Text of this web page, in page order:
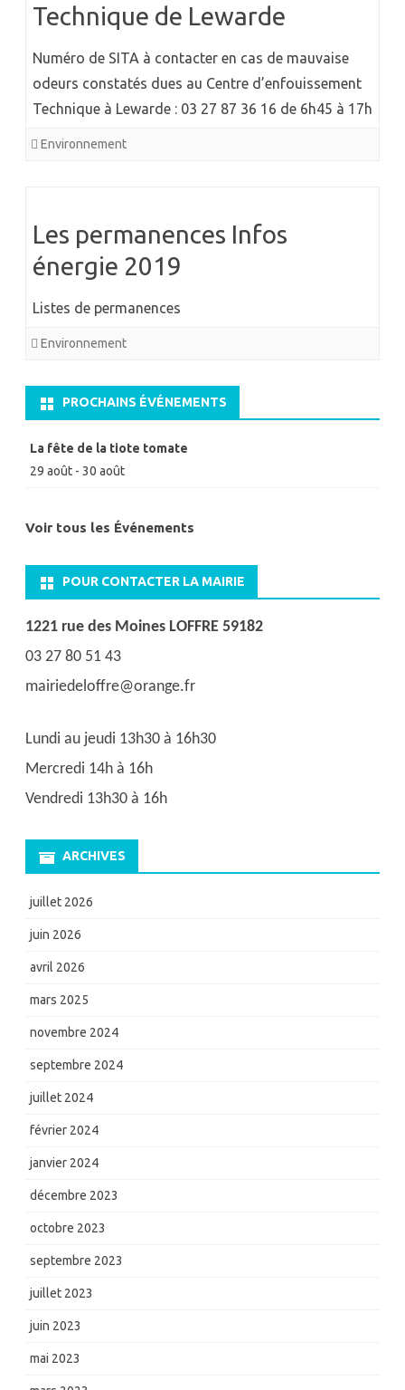
Technique de Lewarde
Numéro de SITA à contacter en cas de mauvaise
odeurs constatés dues au Centre d’enfouissement
Technique à Lewarde : 03 27 87 36 16 de 6h45 à 17h
Environnement
Les permanences Infos
énergie 2019
Listes de permanences
Environnement
PROCHAINS ÉVÉNEMENTS
La fête de la tiote tomate
29 août - 30 août
Voir tous les Événements
POUR CONTACTER LA MAIRIE
1221 rue des Moines LOFFRE 59182
03 27 80 51 43
mairiedeloffre@orange.fr
Lundi au jeudi 13h30 à 16h30
Mercredi 14h à 16h
Vendredi 13h30 à 16h
ARCHIVES
juillet 2026
juin 2026
avril 2026
mars 2025
novembre 2024
septembre 2024
juillet 2024
février 2024
janvier 2024
décembre 2023
octobre 2023
septembre 2023
juillet 2023
juin 2023
mai 2023